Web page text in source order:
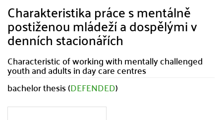
Charakteristika práce s mentálně
postiženou mládeží a dospělými v
denních stacionářích
Characteristic of working with mentally challenged
youth and adults in day care centres
bachelor thesis (DEFENDED)